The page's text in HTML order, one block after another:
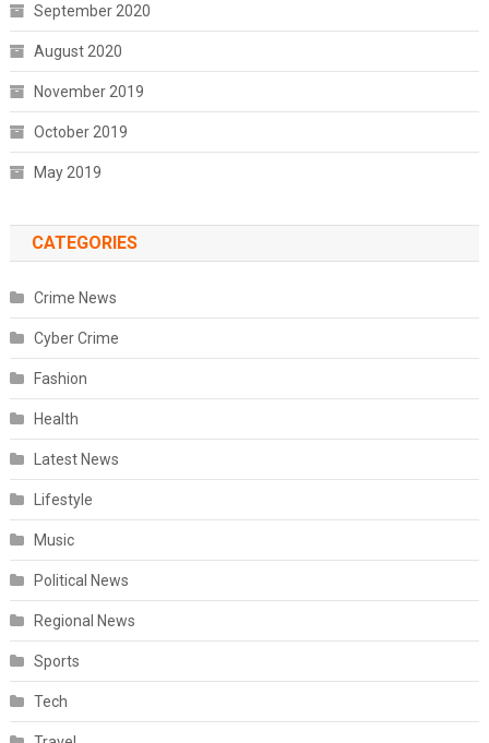
September 2020
August 2020
November 2019
October 2019
May 2019
CATEGORIES
Crime News
Cyber Crime
Fashion
Health
Latest News
Lifestyle
Music
Political News
Regional News
Sports
Tech